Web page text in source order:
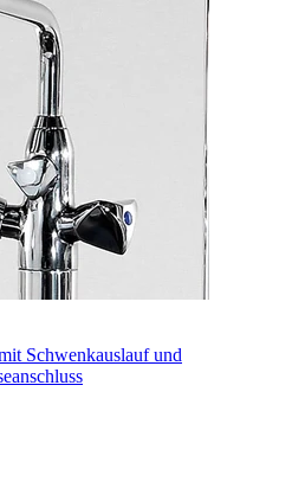
Schwenkauslauf und